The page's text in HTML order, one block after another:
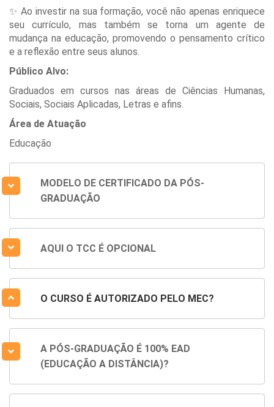
✨ Ao investir na sua formação, você não apenas enriquece
seu currículo, mas também se torna um agente de
mudança na educação, promovendo o pensamento crítico
e a reflexão entre seus alunos.
Público Alvo:
Graduados em cursos nas áreas de Ciências Humanas,
Sociais, Sociais Aplicadas, Letras e afins.
Área de Atuação
Educação
MODELO DE CERTIFICADO DA PÓS-
GRADUAÇÃO
AQUI O TCC É OPCIONAL
O CURSO É AUTORIZADO PELO MEC?
A PÓS-GRADUAÇÃO É 100% EAD
(EDUCAÇÃO A DISTÂNCIA)?